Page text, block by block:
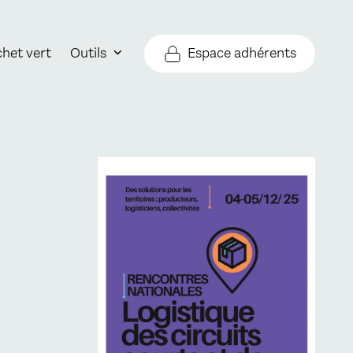
vert Outils Espace adhérents
Agrandir